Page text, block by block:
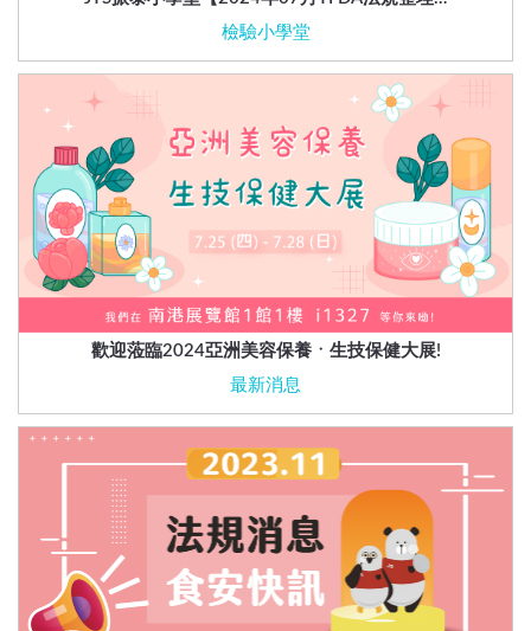
檢驗小學堂
歡迎蒞臨2024亞洲美容保養ㆍ生技保健大展!
最新消息